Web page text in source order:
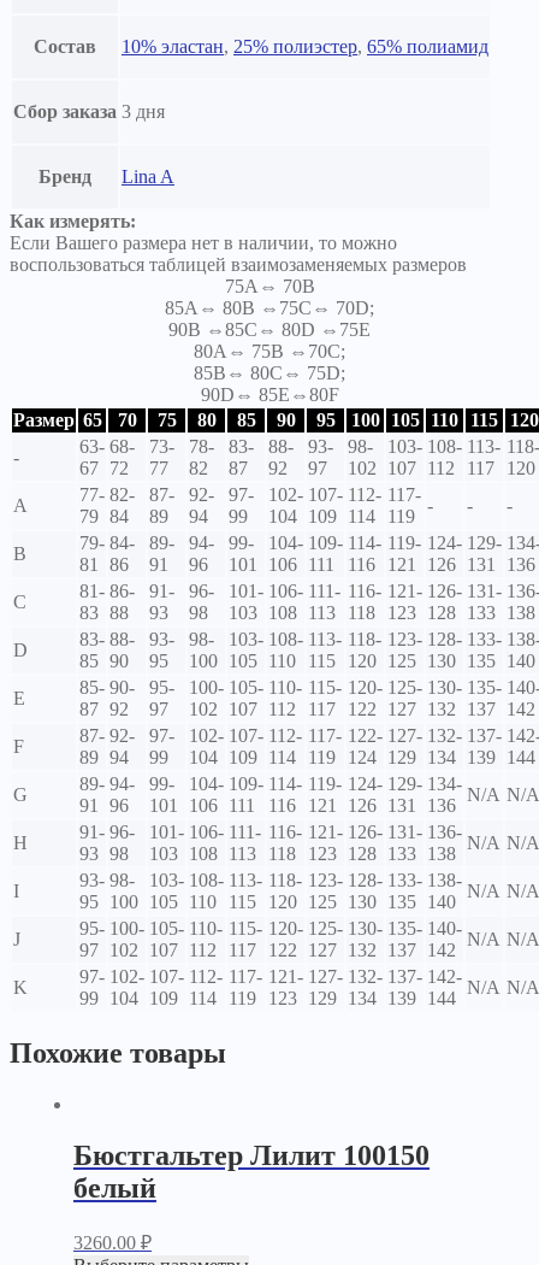
Состав 10% эластан, 25% полиэстер, 65% полиамид
Сбор заказа 3 дня
Бренд Lina A
Как измерять:
Если Вашего размера нет в наличии, то можно
воспользоваться таблицей взаимозаменяемых размеров
75A⇔ 70B
85A⇔ 80B ⇔75C⇔ 70D;
90B ⇔85C⇔ 80D ⇔75E
80A⇔ 75B ⇔70C;
85B⇔ 80C⇔ 75D;
90D⇔ 85E⇔80F
Размер 65 70 75 80 85 90 95 100 105 110 115
120
-
63-
67
68-
72
73-
77
78-
82
83-
87
88-
92
93-
97
98-
102
103-
107
108-
112
113-
117
118-
120
A
77-
79
82-
84
87-
89
92-
94
97-
99
102-
104
107-
109
112-
114
117-
119
- - -
B
79-
81
84-
86
89-
91
94-
96
99-
101
104-
106
109-
111
114-
116
119-
121
124-
126
129-
131
136
C
81-
83
86-
88
91-
93
96-
98
101-
103
106-
108
111-
113
116-
118
121-
123
126-
128
131-
133 138
D
83-
85
88-
90
93-
95
98-
100
103-
105
108-
110
113-
115
118-
120
123-
125
128-
130
133-
135 140
E
85-
87
90-
92
95-
97
100-
102
105-
107
110-
112
115-
117
120-
122
125-
127
130-
132
135-
137 142
F
87-
89
92-
94
97-
99
102-
104
107-
109
112-
114
117-
119
122-
124
127-
129
132-
134
137-
139 144
G
89-
91
94-
96
99-
101
104-
106
109-
111
114-
116
119-
121
124-
126
129-
131
134-
136
N/A N/A
H
91-
93
96-
98
101-
103
106-
108
111-
113
116-
118
121-
123
126-
128
131-
133
136-
138
N/A N/A
I
93-
95
98-
100
103-
105
108-
110
113-
115
118-
120
123-
125
128-
130
133-
135
138-
140
N/A N/A
J
95-
97
100-
102
105-
107
110-
112
115-
117
120-
122
125-
127
130-
132
135-
137
140-
142
N/A N/A
K
97-
99
102-
104
107-
109
112-
114
117-
119
121-
123
127-
129
132-
134
137-
139
142-
144
N/A N/A
Похожие товары
Бюстгальтер Лилит 100150
белый
3260.00 ₽